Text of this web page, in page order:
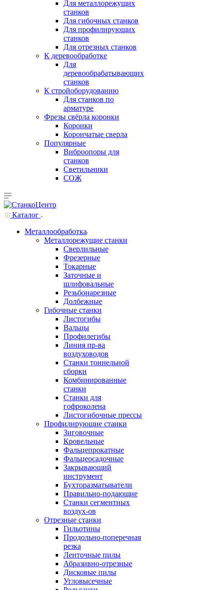
Для металлорежущих
станков
Для гибочных станков
Для профилирующих
станков
Для отрезных станков
К деревообработке
Для
деревообрабатывающих
станков
К стройоборудованию
Для станков по
арматуре
Фрезы свёрла коронки
Коронки
Корончатые сверла
Популярные
Виброопоры для
станков
Светильники
СОЖ
Каталог
Металлообработка
Металлорежущие станки
Сверлильные
Фрезерные
Токарные
Заточные и
шлифовальные
Резьбонарезные
Долбежные
Гибочные станки
Листогибы
Вальцы
Профилегибы
Линия пр-ва
воздуховодов
Станки тоннельной
сборки
Комбинированные
станки
Станки для
гофроколена
Листогибочные прессы
Профилирующие станки
Зиговочные
Кровельные
Фальцепрокатные
Фальцеосадочные
Закрывающий
инструмент
Бухторазматыватели
Правильно-подающие
Станки сегментных
воздух-ов
Отрезные станки
Гильотины
Продольно-поперечная
резка
Ленточные пилы
Абразивно-отрезные
Дисковые пилы
Угловысечные